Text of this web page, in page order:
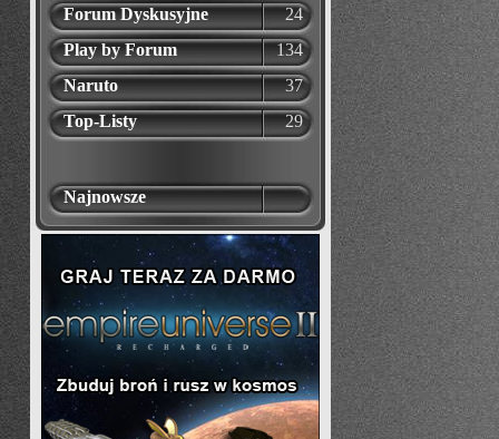
Forum Dyskusyjne
24
Play by Forum
134
Naruto
37
Top-Listy
29
Najnowsze